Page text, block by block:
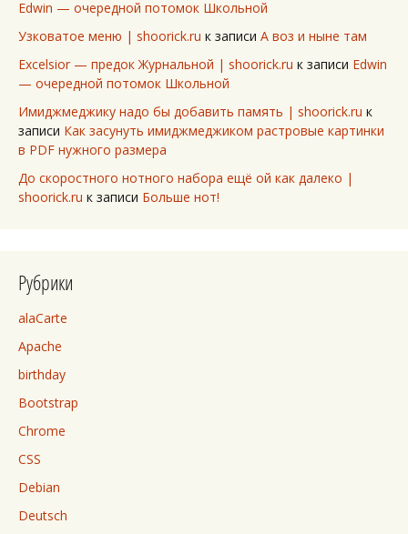
Edwin — очередной потомок Школьной
Узковатое меню | shoorick.ru к записи А воз и ныне там
Excelsior — предок Журнальной | shoorick.ru к записи Edwin
— очередной потомок Школьной
Имиджмеджику надо бы добавить память | shoorick.ru к
записи Как засунуть имиджмеджиком растровые картинки
в PDF нужного размера
До скоростного нотного набора ещё ой как далеко |
shoorick.ru к записи Больше нот!
Рубрики
alaCarte
Apache
birthday
Bootstrap
Chrome
CSS
Debian
Deutsch